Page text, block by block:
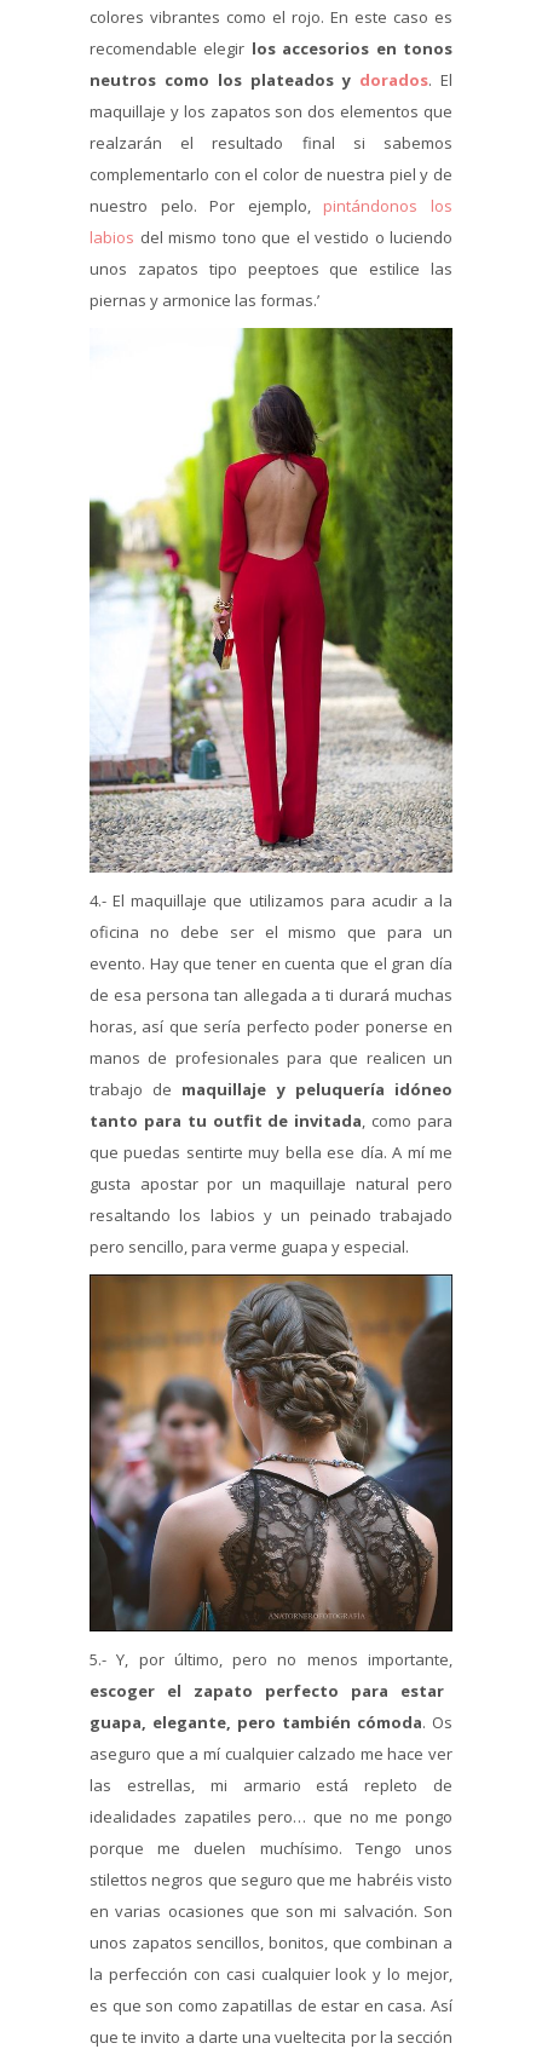
colores vibrantes como el rojo. En este caso es
recomendable elegir los accesorios en tonos
neutros como los plateados y dorados. El
maquillaje y los zapatos son dos elementos que
realzarán el resultado final si sabemos
complementarlo con el color de nuestra piel y de
nuestro pelo. Por ejemplo, pintándonos los
labios del mismo tono que el vestido o luciendo
unos zapatos tipo peeptoes que estilice las
piernas y armonice las formas.’
4.- El maquillaje que utilizamos para acudir a la
oficina no debe ser el mismo que para un
evento. Hay que tener en cuenta que el gran día
de esa persona tan allegada a ti durará muchas
horas, así que sería perfecto poder ponerse en
manos de profesionales para que realicen un
trabajo de maquillaje y peluquería idóneo
tanto para tu outfit de invitada, como para
que puedas sentirte muy bella ese día. A mí me
gusta apostar por un maquillaje natural pero
resaltando los labios y un peinado trabajado
pero sencillo, para verme guapa y especial.
5.- Y, por último, pero no menos importante,
escoger el zapato perfecto para estar
guapa, elegante, pero también cómoda. Os
aseguro que a mí cualquier calzado me hace ver
las estrellas, mi armario está repleto de
idealidades zapatiles pero… que no me pongo
porque me duelen muchísimo. Tengo unos
stilettos negros que seguro que me habréis visto
en varias ocasiones que son mi salvación. Son
unos zapatos sencillos, bonitos, que combinan a
la perfección con casi cualquier look y lo mejor,
es que son como zapatillas de estar en casa. Así
que te invito a darte una vueltecita por la sección